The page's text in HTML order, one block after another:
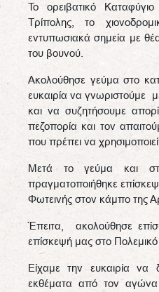
Το ορειβατικό
Τρίπολης, το
εντυπωσιακά σημεία με
του βουνού.
Ακολούθησε γεύμα στο
ευκαιρία να γνωριστούμε
και να συζητήσουμε
πεζοπορία και τον
που πρέπει να
Μετά το γεύμα και
πραγματοποιήθηκε
Φωτεινής στον κάμπο της
Έπειτα, ακολούθησε
επίσκεψή μας στο
Είχαμε την ευκαιρία
εκθέματα από τον